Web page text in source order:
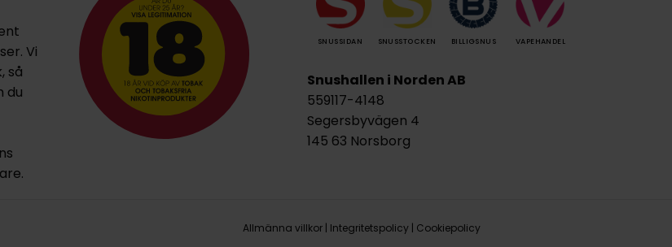
Vi
så
du
SNUSSIDAN SNUSSTOCKEN BILLIGSNUS VAPEHANDEL
Snushallen i Norden AB
559117-4148
Segersbyvägen 4
145 63 Norsborg
Allmänna villkor| Integritetspolicy| Cookiepolicy